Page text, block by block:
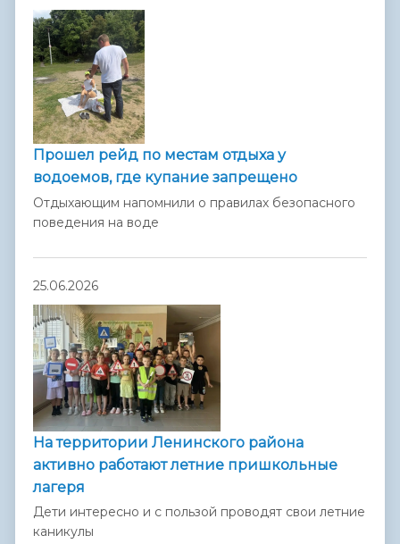
Прошел рейд по местам отдыха у
водоемов, где купание запрещено
Отдыхающим напомнили о правилах безопасного
поведения на воде
25.06.2026
На территории Ленинского района
активно работают летние пришкольные
лагеря
Дети интересно и с пользой проводят свои летние
каникулы